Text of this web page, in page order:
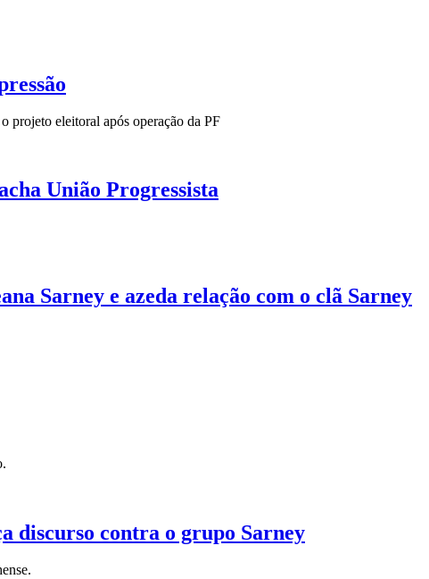
projeto eleitoral após operação da PF
União Progressista
Sarney e azeda relação com o clã Sarney
discurso contra o grupo Sarney